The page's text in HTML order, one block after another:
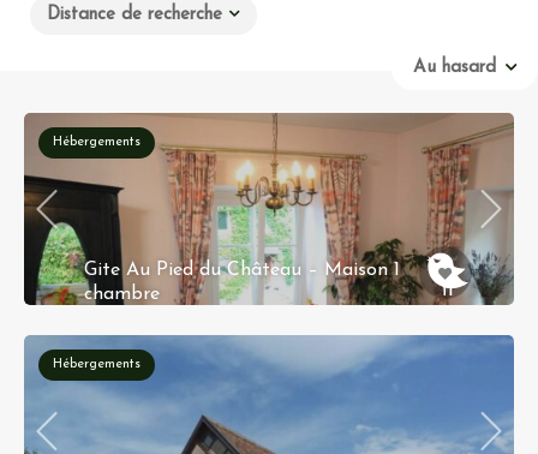
Distance de recherche
Au hasard
Hébergements
Gite Au Pied du Château – Maison 1
chambre
Hébergements